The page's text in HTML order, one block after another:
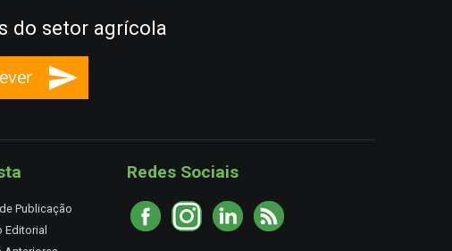
do setor agrícola
Publicação
Editorial
Redes Sociais